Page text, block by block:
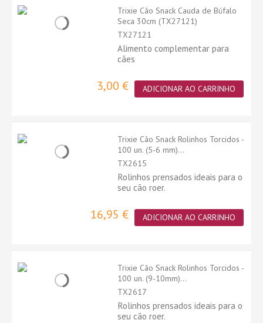
Trixie Cão Snack Cauda de Búfalo
Seca 30cm (TX27121)
TX27121
Alimento complementar para
cães
3,00 € ADICIONAR AO CARRINHO
Trixie Cão Snack Rolinhos Torcidos -
100 un. (5-6 mm)...
TX2615
Rolinhos prensados ideais para o
seu cão roer.
16,95 € ADICIONAR AO CARRINHO
Trixie Cão Snack Rolinhos Torcidos -
100 un. (9-10mm)...
TX2617
Rolinhos prensados ideais para o
seu cão roer.